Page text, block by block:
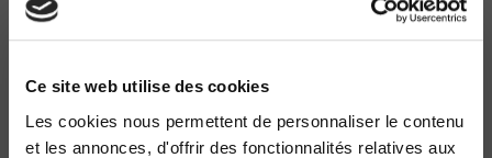
Ce site web utilise des cookies
Les cookies nous permettent de personnaliser le contenu
et les annonces, d'offrir des fonctionnalités relatives aux
Alain Dieckhoff, Christophe Jaffrelot